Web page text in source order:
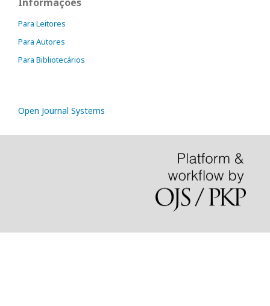
Para Leitores
Para Autores
Para Bibliotecários
Open Journal Systems